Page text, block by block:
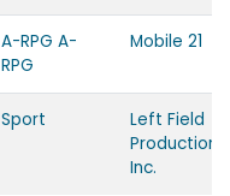
A-RPG A-
RPG
Mobile 21
Sport
Left Field
Productions,
Inc.